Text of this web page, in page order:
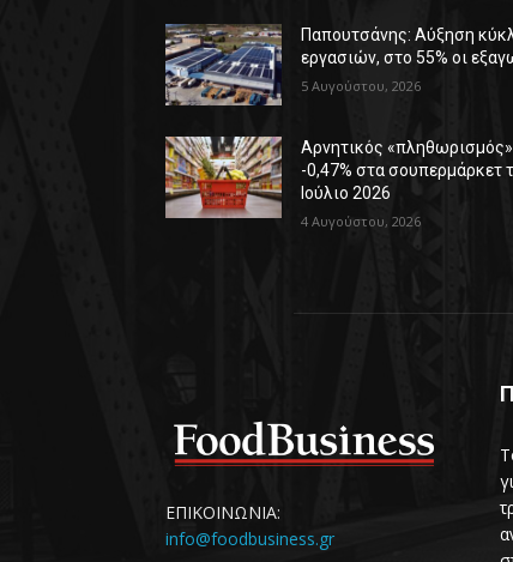
Παπουτσάνης: Αύξηση
εργασιών, στο 55% οι
5 Αυγούστου, 2026
Αρνητικός «πληθωρισμός»
-0,47% στα σουπερμάρκετ
Ιούλιο 2026
4 Αυγούστου, 2026
ΕΠΙΚΟΙΝΩΝΙΑ:
info@foodbusiness.gr